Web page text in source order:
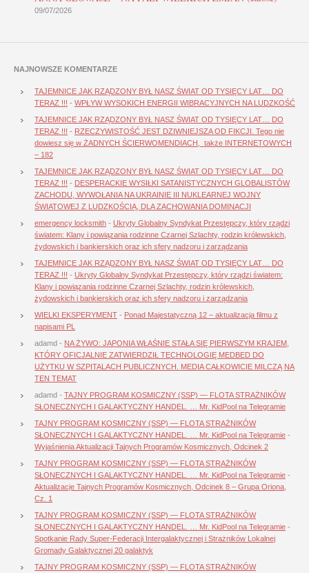
09/07/2026
NAJNOWSZE KOMENTARZE
TAJEMNICE JAK RZĄDZONY BYŁ NASZ ŚWIAT OD TYSIĘCY LAT… DO
TERAZ !!! - WPŁYW WYSOKICH ENERGII WIBRACYJNYCH NA LUDZKOŚĆ
TAJEMNICE JAK RZĄDZONY BYŁ NASZ ŚWIAT OD TYSIĘCY LAT… DO
TERAZ !!! - RZECZYWISTOŚĆ JEST DZIWNIEJSZA OD FIKCJI. Tego nie
dowiesz się w ŻADNYCH ŚCIERWOMENDIACH, także INTERNETOWYCH
– 182
TAJEMNICE JAK RZĄDZONY BYŁ NASZ ŚWIAT OD TYSIĘCY LAT… DO
TERAZ !!! - DESPERACKIE WYSIŁKI SATANISTYCZNYCH GLOBALISTÓW
ZACHODU, WYWOŁANIA NA UKRAINIE III NUKLEARNEJ WOJNY
ŚWIATOWEJ Z LUDZKOŚCIĄ, DLA ZACHOWANIA DOMINACJI
emergency locksmith - Ukryty Globalny Syndykat Przestępczy, który rządzi
światem: Klany i powiązania rodzinne Czarnej Szlachty, rodzin królewskich,
żydowskich i bankierskich oraz ich sfery nadzoru i zarządzania
TAJEMNICE JAK RZĄDZONY BYŁ NASZ ŚWIAT OD TYSIĘCY LAT… DO
TERAZ !!! - Ukryty Globalny Syndykat Przestępczy, który rządzi światem:
Klany i powiązania rodzinne Czarnej Szlachty, rodzin królewskich,
żydowskich i bankierskich oraz ich sfery nadzoru i zarządzania
WIELKI EKSPERYMENT - Ponad Majestatyczną 12 – aktualizacja filmu z
napisami PL
adamd - NA ŻYWO: JAPONIA WŁAŚNIE STAŁA SIĘ PIERWSZYM KRAJEM,
KTÓRY OFICJALNIE ZATWIERDZIŁ TECHNOLOGIĘ MEDBED DO
UŻYTKU W SZPITALACH PUBLICZNYCH. MEDIA CAŁKOWICIE MILCZĄ NA
TEN TEMAT
adamd - TAJNY PROGRAM KOSMICZNY (SSP) — FLOTA STRAŻNIKÓW
SŁONECZNYCH I GALAKTYCZNY HANDEL. … Mr. KidPool na Telegramie
TAJNY PROGRAM KOSMICZNY (SSP) — FLOTA STRAŻNIKÓW
SŁONECZNYCH I GALAKTYCZNY HANDEL. … Mr. KidPool na Telegramie -
Wyjaśnienia Aktualizacji Tajnych Programów Kosmicznych, Odcinek 2
TAJNY PROGRAM KOSMICZNY (SSP) — FLOTA STRAŻNIKÓW
SŁONECZNYCH I GALAKTYCZNY HANDEL. … Mr. KidPool na Telegramie -
Aktualizacje Tajnych Programów Kosmicznych, Odcinek 8 – Grupa Oriona,
Cz. 1
TAJNY PROGRAM KOSMICZNY (SSP) — FLOTA STRAŻNIKÓW
SŁONECZNYCH I GALAKTYCZNY HANDEL. … Mr. KidPool na Telegramie -
Spotkanie Rady Super-Federacji Intergalaktycznej i Strażników Lokalnej
Gromady Galaktycznej 20 galaktyk
TAJNY PROGRAM KOSMICZNY (SSP) — FLOTA STRAŻNIKÓW